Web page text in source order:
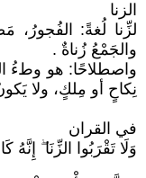
الزنا
لزِّنا لُغةً: الفُجورُ،
والجَمْعُ زُناةٌ .
واصطلاحًا: هو وطءُ
نِكاحٍ أو مِلكٍ، ولا
في القران
وَلَا تَقْرَبُوا الزِّنَا ۖ إِنَّهُ